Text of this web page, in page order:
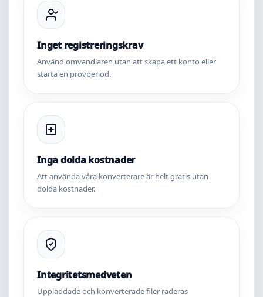
Inget registreringskrav
Använd omvandlaren utan att skapa ett konto eller
starta en provperiod.
Inga dolda kostnader
Att använda våra konverterare är helt gratis utan
dolda kostnader.
Integritetsmedveten
Uppladdade och konverterade filer raderas